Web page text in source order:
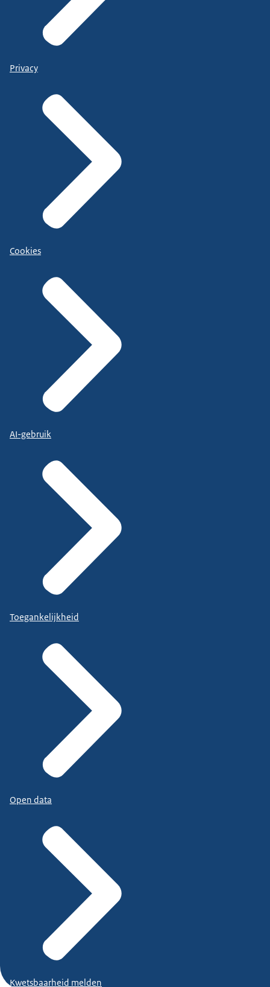
Privacy
Cookies
AI-gebruik
Toegankelijkheid
Open data
Kwetsbaarheid melden